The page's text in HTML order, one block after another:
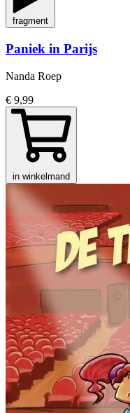
fragment
Paniek in Parijs
Nanda Roep
€ 9,99
in winkelmand